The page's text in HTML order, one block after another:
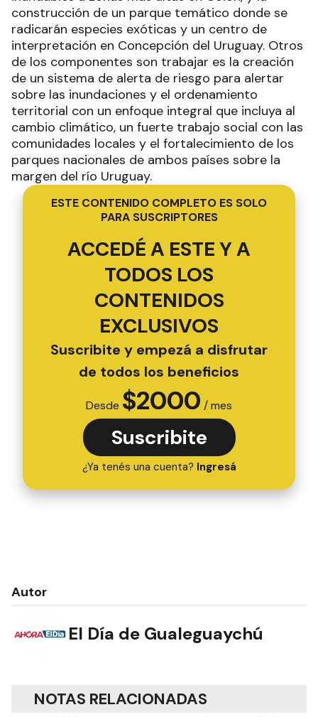
construcción de un parque temático donde se
radicarán especies exóticas y un centro de
interpretación en Concepción del Uruguay. Otros
de los componentes son trabajar es la creación
de un sistema de alerta de riesgo para alertar
sobre las inundaciones y el ordenamiento
territorial con un enfoque integral que incluya al
cambio climático, un fuerte trabajo social con las
comunidades locales y el fortalecimiento de los
parques nacionales de ambos países sobre la
margen del río Uruguay.
ESTE CONTENIDO COMPLETO ES SOLO
PARA SUSCRIPTORES
ACCEDÉ A ESTE Y A
TODOS LOS
CONTENIDOS
EXCLUSIVOS
Suscribite y empezá a disfrutar
de todos los beneficios
Desde $2000 / mes
Suscribite
¿Ya tenés una cuenta? Ingresá
Autor
El Día de Gualeguaychú
NOTAS RELACIONADAS